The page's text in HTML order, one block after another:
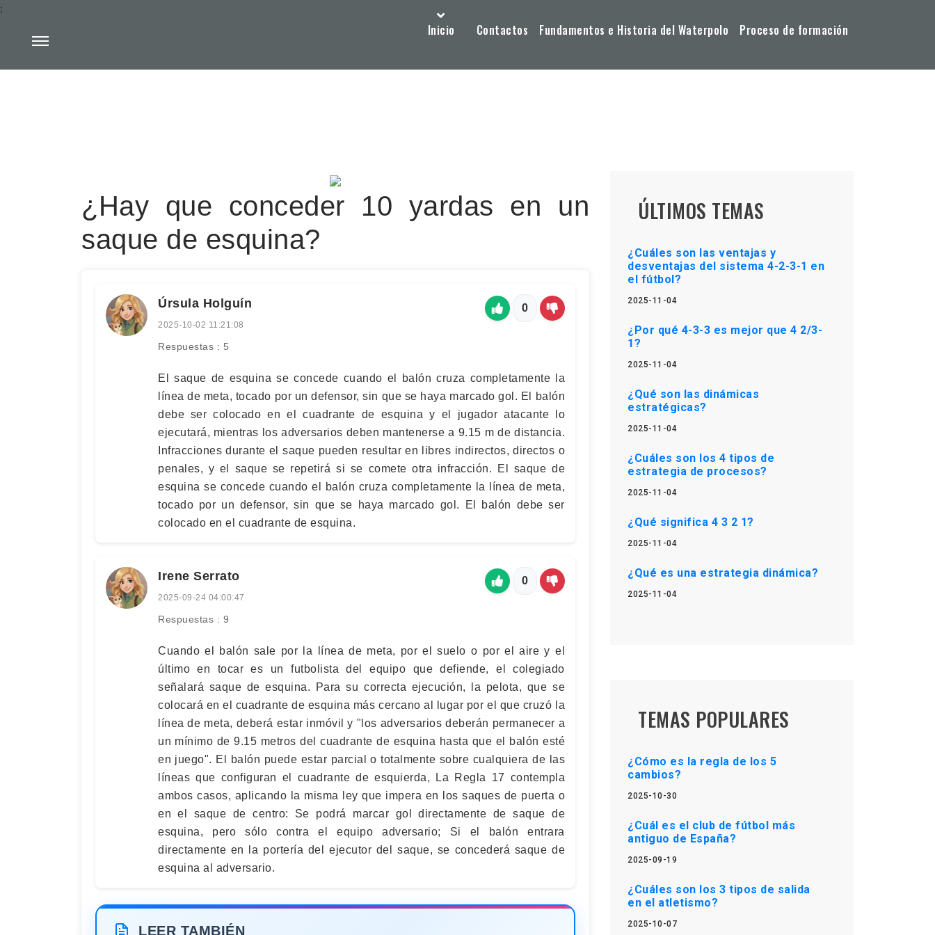
Inicio Contactos Fundamentos e Historia del Waterpolo Proceso de formación
:
¿Hay que conceder 10 yardas en un
saque de esquina?
Úrsula Holguín
2025-10-02 11:21:08
Respuestas : 5
0
El saque de esquina se concede cuando el balón cruza completamente la
línea de meta, tocado por un defensor, sin que se haya marcado gol. El balón
debe ser colocado en el cuadrante de esquina y el jugador atacante lo
ejecutará, mientras los adversarios deben mantenerse a 9.15 m de distancia.
Infracciones durante el saque pueden resultar en libres indirectos, directos o
penales, y el saque se repetirá si se comete otra infracción. El saque de
esquina se concede cuando el balón cruza completamente la línea de meta,
tocado por un defensor, sin que se haya marcado gol. El balón debe ser
colocado en el cuadrante de esquina.
Irene Serrato
2025-09-24 04:00:47
Respuestas : 9
0
Cuando el balón sale por la línea de meta, por el suelo o por el aire y el
último en tocar es un futbolista del equipo que defiende, el colegiado
señalará saque de esquina. Para su correcta ejecución, la pelota, que se
colocará en el cuadrante de esquina más cercano al lugar por el que cruzó la
línea de meta, deberá estar inmóvil y "los adversarios deberán permanecer a
un mínimo de 9.15 metros del cuadrante de esquina hasta que el balón esté
en juego". El balón puede estar parcial o totalmente sobre cualquiera de las
líneas que configuran el cuadrante de esquierda, La Regla 17 contempla
ambos casos, aplicando la misma ley que impera en los saques de puerta o
en el saque de centro: Se podrá marcar gol directamente de saque de
esquina, pero sólo contra el equipo adversario; Si el balón entrara
directamente en la portería del ejecutor del saque, se concederá saque de
esquina al adversario.
LEER TAMBIÉN
ÚLTIMOS TEMAS
¿Cuáles son las ventajas y
desventajas del sistema 4-2-3-1 en
el fútbol?
2025-11-04
¿Por qué 4-3-3 es mejor que 4 2/3-
1?
2025-11-04
¿Qué son las dinámicas
estratégicas?
2025-11-04
¿Cuáles son los 4 tipos de
estrategia de procesos?
2025-11-04
¿Qué significa 4 3 2 1?
2025-11-04
¿Qué es una estrategia dinámica?
2025-11-04
TEMAS POPULARES
¿Cómo es la regla de los 5
cambios?
2025-10-30
¿Cuál es el club de fútbol más
antiguo de España?
2025-09-19
¿Cuáles son los 3 tipos de salida
en el atletismo?
2025-10-07